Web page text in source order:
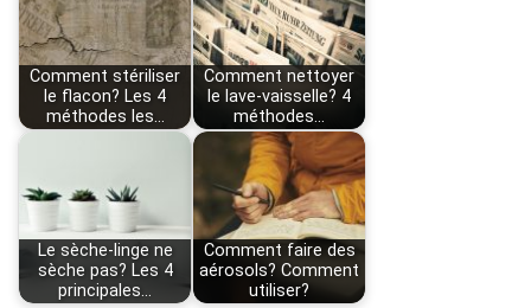
Comment stériliser
le flacon? Les 4
méthodes les…
Comment nettoyer
le lave-vaisselle? 4
méthodes…
Le sèche-linge ne
sèche pas? Les 4
principales…
Comment faire des
aérosols? Comment
utiliser?